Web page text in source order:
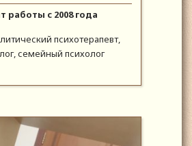
работы с 2008 года
психотерапевт,
семейный психолог